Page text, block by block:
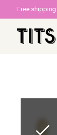
Free